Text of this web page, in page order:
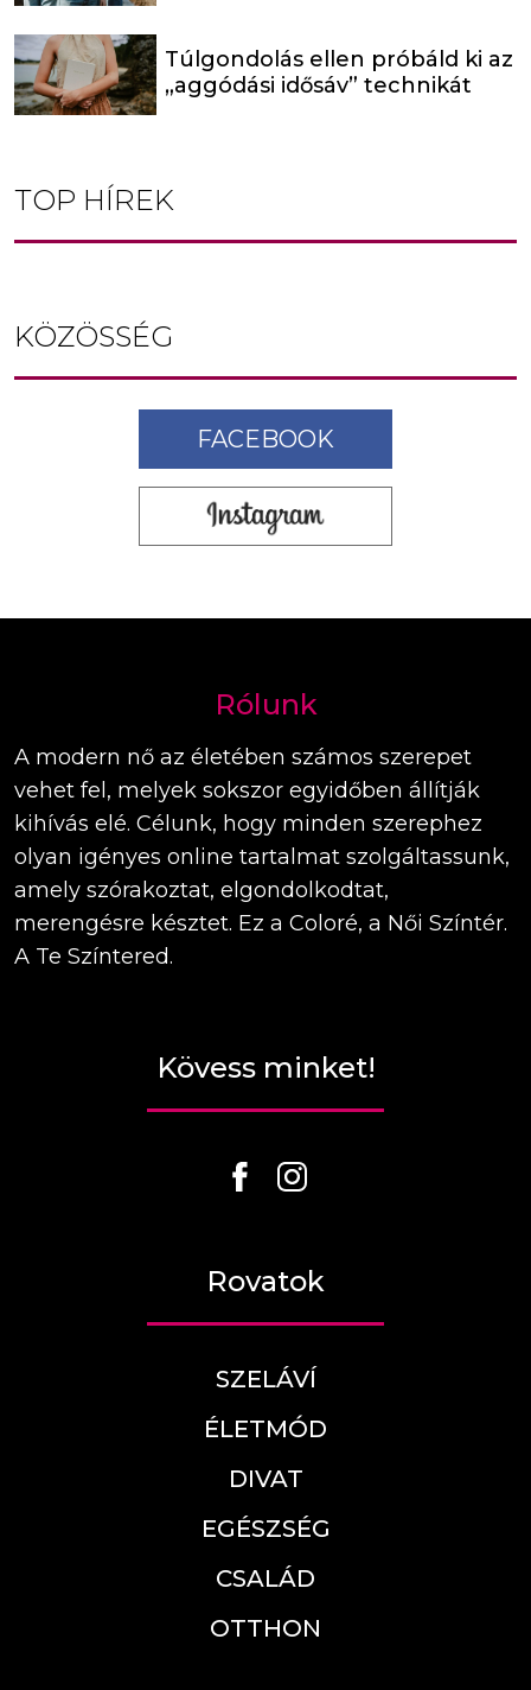
Túlgondolás ellen próbáld ki az
„aggódási idősáv” technikát
TOP HÍREK
KÖZÖSSÉG
FACEBOOK
Rólunk
A modern nő az életében számos szerepet
vehet fel, melyek sokszor egyidőben állítják
kihívás elé. Célunk, hogy minden szerephez
olyan igényes online tartalmat szolgáltassunk,
amely szórakoztat, elgondolkodtat,
merengésre késztet. Ez a Coloré, a Női Színtér.
A Te Színtered.
Kövess minket!
Rovatok
SZELÁVÍ
ÉLETMÓD
DIVAT
EGÉSZSÉG
CSALÁD
OTTHON